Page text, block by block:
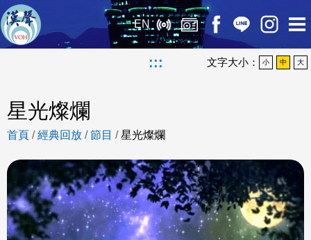
EN
::: 文字大小： 小 中 大
星光燦爛
首頁 /經典回放 /節目 /星光燦爛